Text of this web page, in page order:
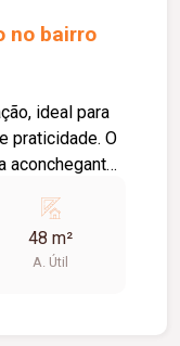
no bairro
ideal para
praticidade. O
aconchegante,
O
infraestrutura
salão de
48 m²
A. Útil